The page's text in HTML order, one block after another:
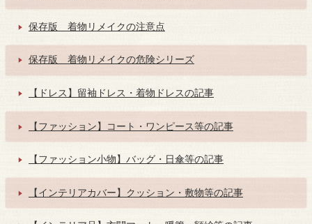
保存版 着物リメイクの注意点
保存版 着物リメイクの危険シリーズ
【ドレス】留袖ドレス・着物ドレスの記事
【ファッション】コート・ワンピース等の記事
【ファッション小物】バッグ・日傘等の記事
【インテリアカバー】クッション・敷物等の記事